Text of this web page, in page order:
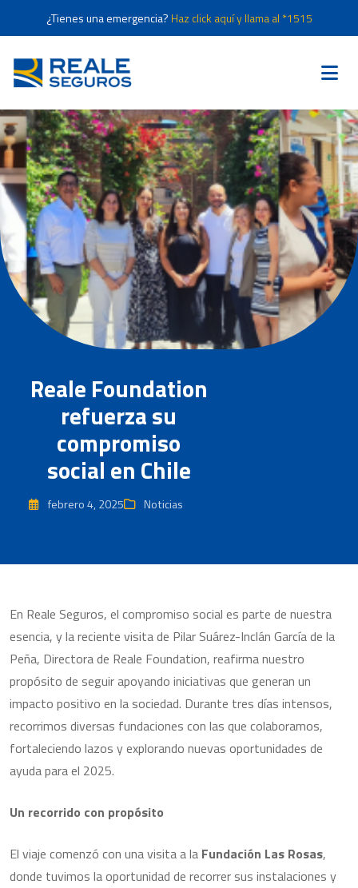
¿Tienes una emergencia? Haz click aquí y llama al *1515
Reale Foundation
refuerza su
compromiso
social en Chile
febrero 4, 2025 Noticias
En Reale Seguros, el compromiso social es parte de nuestra
esencia, y la reciente visita de Pilar Suárez-Inclán García de la
Peña, Directora de Reale Foundation, reafirma nuestro
propósito de seguir apoyando iniciativas que generan un
impacto positivo en la sociedad. Durante tres días intensos,
recorrimos diversas fundaciones con las que colaboramos,
fortaleciendo lazos y explorando nuevas oportunidades de
ayuda para el 2025.
Un recorrido con propósito
El viaje comenzó con una visita a la Fundación Las Rosas,
donde tuvimos la oportunidad de recorrer sus instalaciones y